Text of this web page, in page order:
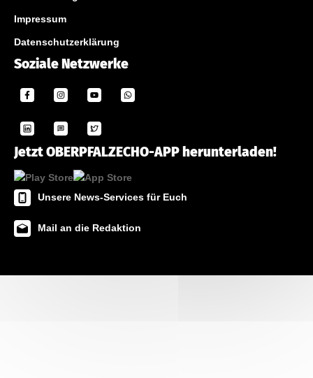
Impressum
Datenschutzerklärung
Soziale Netzwerke
Jetzt OBERPFALZECHO-APP herunterladen!
Unsere News-Services für Euch
Mail an die Redaktion